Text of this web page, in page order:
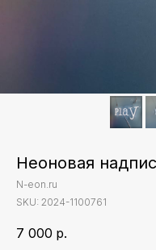
Неоновая
N-eon.ru
SKU: 2024-1100761
7 000 р.